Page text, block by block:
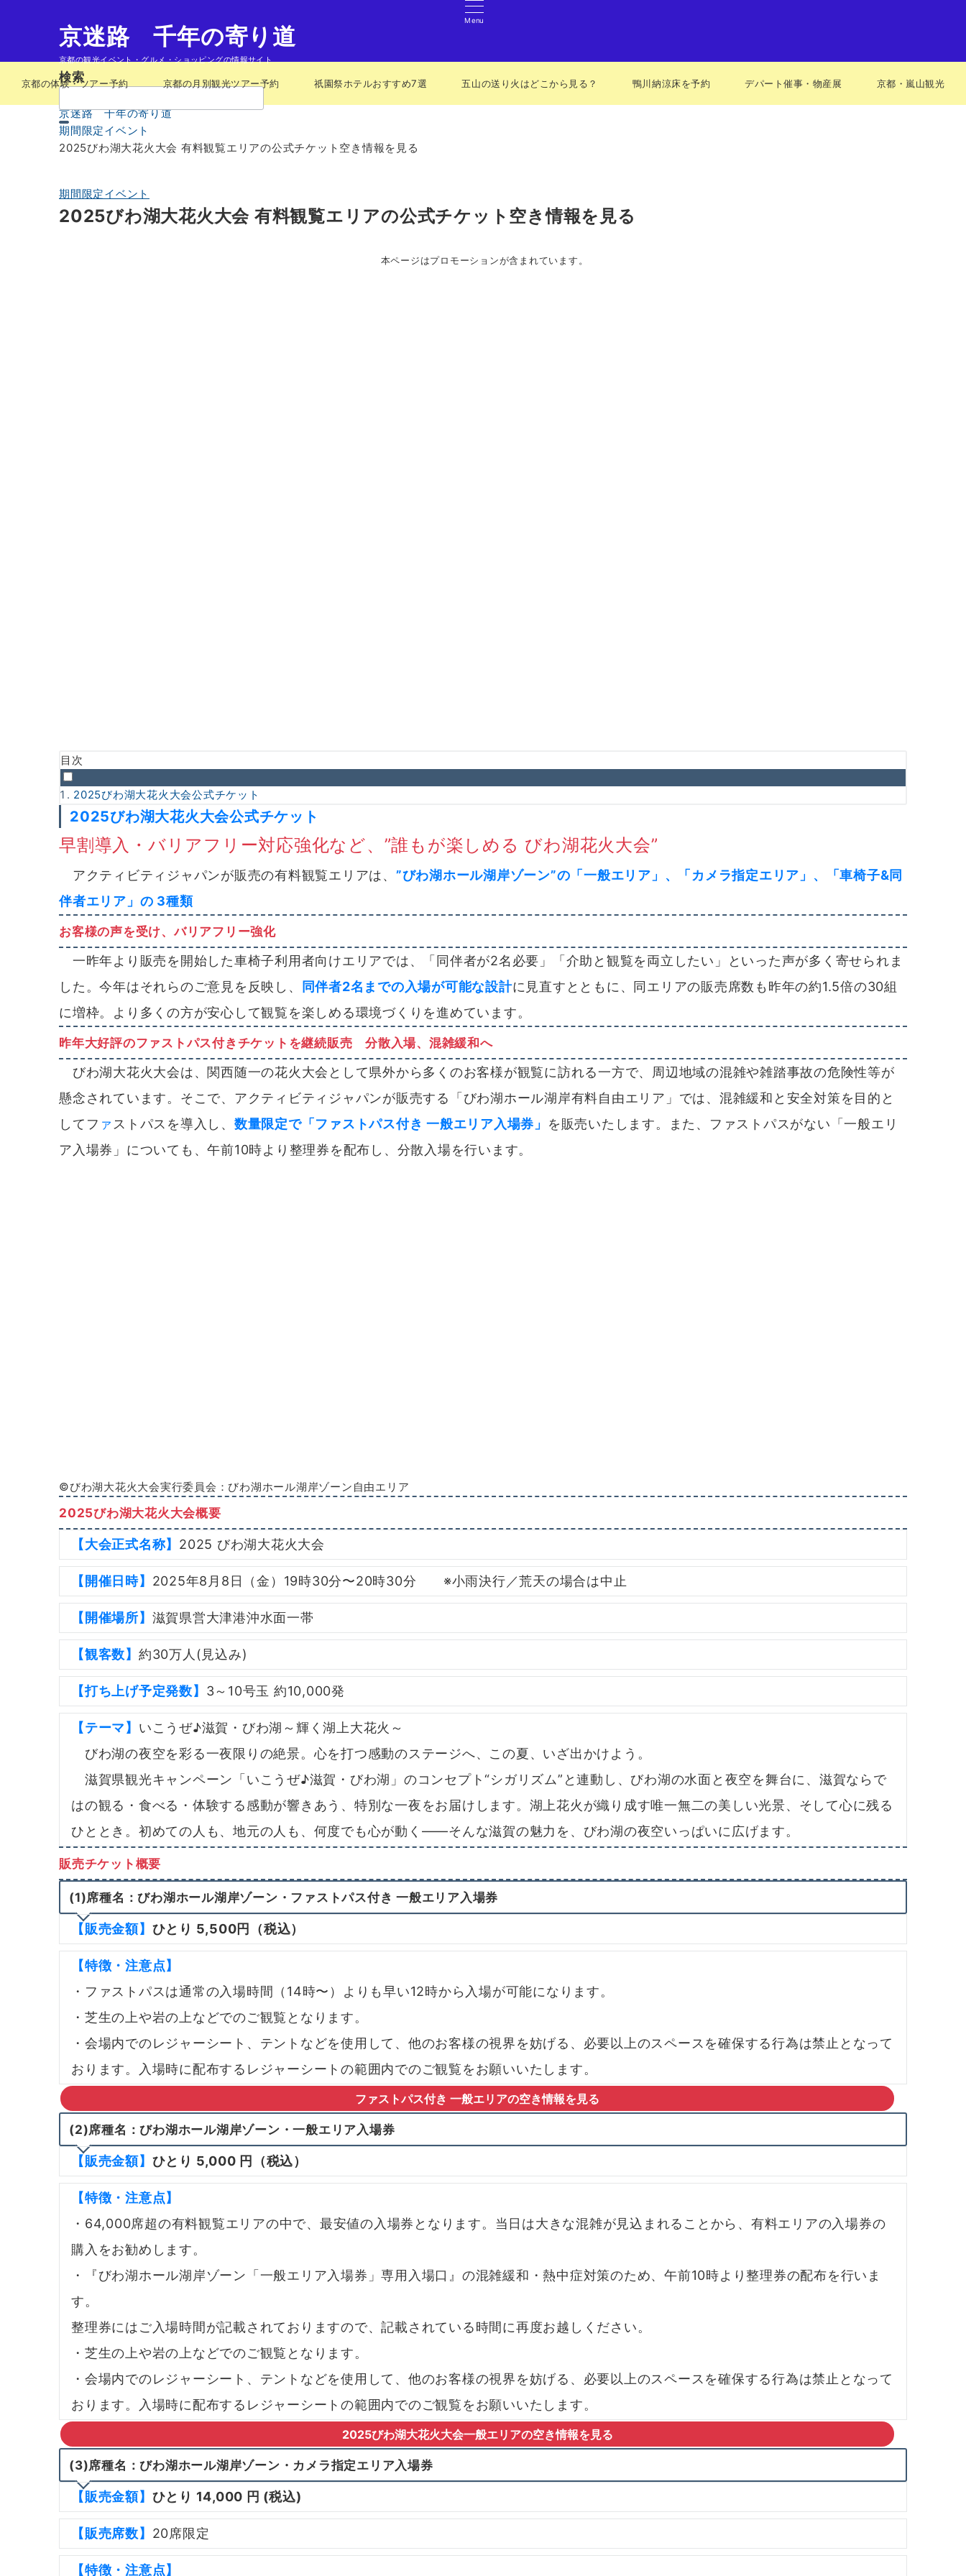
Menu
京迷路 千年の寄り道
京都の観光イベント・グルメ・ショッピングの情報サイト
検索
索：
京都の体験・ツアー予約 京都の月別観光ツアー予約 祇園祭ホテルおすすめ7選 五山の送り火はどこから見る？ 鴨川納涼床を予約 デパート催事・物産展 京都・嵐山観光
京迷路 千年の寄り道
期間限定イベント
2025びわ湖大花火大会 有料観覧エリアの公式チケット空き情報を見る
期間限定イベント
2025びわ湖大花火大会 有料観覧エリアの公式チケット空き情報を見る
本ページはプロモーションが含まれています。
目次
2025びわ湖大花火大会公式チケット
2025びわ湖大花火大会公式チケット
早割導入・バリアフリー対応強化など、”誰もが楽しめる びわ湖花火大会”
アクティビティジャパンが販売の有料観覧エリアは、 ”びわ湖ホール湖岸ゾーン”の「一般エリア」、「カメラ指定エリア」、「車椅子&同
伴者エリア」の 3種類
お客様の声を受け、バリアフリー強化
一昨年より販売を開始した車椅子利用者向けエリアでは、「同伴者が2名必要」「介助と観覧を両立したい」といった声が多く寄せられま
した。今年はそれらのご意見を反映し、
同伴者2名までの入場が可能な設計に見直すとともに、同エリアの販売席数も昨年の約1.5倍の30組
に増枠。より多くの方が安心して観覧を楽しめる環境づくりを進めています。
昨年大好評のファストパス付きチケットを継続販売 分散入場、混雑緩和へ
びわ湖大花火大会は、関西随一の花火大会として県外から多くのお客様が観覧に訪れる一方で、周辺地域の混雑や雑踏事故の危険性等が
懸念されています。そこで、アクティビティジャパンが販売する「びわ湖ホール湖岸有料自由エリア」では、混雑緩和と安全対策を目的と
してフ ァ ストパスを導入し、 数量限定で「ファストパス付き 一般エリア入場券」
を販売いたします。また、ファストパスがない「一般エリ
ア入場券」についても、午前10時より整理券を配布し、分散入場を行います。
©びわ湖大花火大会実行委員会：びわ湖ホール湖岸ゾーン自由エリア
2025びわ湖大花火大会概要
【大会正式名称】 2025 びわ湖大花火大会
【開催日時】 2025年8月8日（金）19時30分〜20時30分 ※小雨決行／荒天の場合は中止
【開催場所】 滋賀県営大津港沖水面一帯
【観客数】 約30万人(見込み)
【打ち上げ予定発数】 3～10号玉 約10,000発
【テーマ】 いこうぜ♪滋賀・びわ湖～輝く湖上大花火～
びわ湖の夜空を彩る一夜限りの絶景。心を打つ感動のステージへ、この夏、いざ出かけよう。
滋賀県観光キャンペーン「いこうぜ♪滋賀・びわ湖」のコンセプト“シガリズム”と連動し、びわ湖の水面と夜空を舞台に、滋賀ならで
はの観る・食べる・体験する感動が響きあう、特別な一夜をお届けします。湖上花火が織り成す唯一無二の美しい光景、そして心に残る
ひととき。初めての人も、地元の人も、何度でも心が動く——そんな滋賀の魅力を、びわ湖の夜空いっぱいに広げます。
販売チケット概要
(1)席種名：びわ湖ホール湖岸ゾーン・ファストパス付き 一般エリア入場券
【販売金額】 ひとり 5,500円（税込）
【特徴・注意点】
・ファストパスは通常の入場時間（14時〜）よりも早い12時から入場が可能になります。
・芝生の上や岩の上などでのご観覧となります。
・会場内でのレジャーシート、テントなどを使用して、他のお客様の視界を妨げる、必要以上のスペースを確保する行為は禁止となって
おります。入場時に配布するレジャーシートの範囲内でのご観覧をお願いいたします。
ファストパス付き 一般エリアの空き情報を見る
(2)席種名：びわ湖ホール湖岸ゾーン・一般エリア入場券
【販売金額】 ひとり 5,000 円（税込）
【特徴・注意点】
・64,000席超の有料観覧エリアの中で、最安値の入場券となります。当日は大きな混雑が見込まれることから、有料エリアの入場券の
購入をお勧めします。
・『びわ湖ホール湖岸ゾーン「一般エリア入場券」専用入場口』の混雑緩和・熱中症対策のため、午前10時より整理券の配布を行いま
す。
整理券にはご入場時間が記載されておりますので、記載されている時間に再度お越しください。
・芝生の上や岩の上などでのご観覧となります。
・会場内でのレジャーシート、テントなどを使用して、他のお客様の視界を妨げる、必要以上のスペースを確保する行為は禁止となって
おります。入場時に配布するレジャーシートの範囲内でのご観覧をお願いいたします。
2025びわ湖大花火大会一般エリアの空き情報を見る
(3)席種名：びわ湖ホール湖岸ゾーン・カメラ指定エリア入場券
【販売金額】 ひとり 14,000 円 (税込)
【販売席数】 20席限定
【特徴・注意点】